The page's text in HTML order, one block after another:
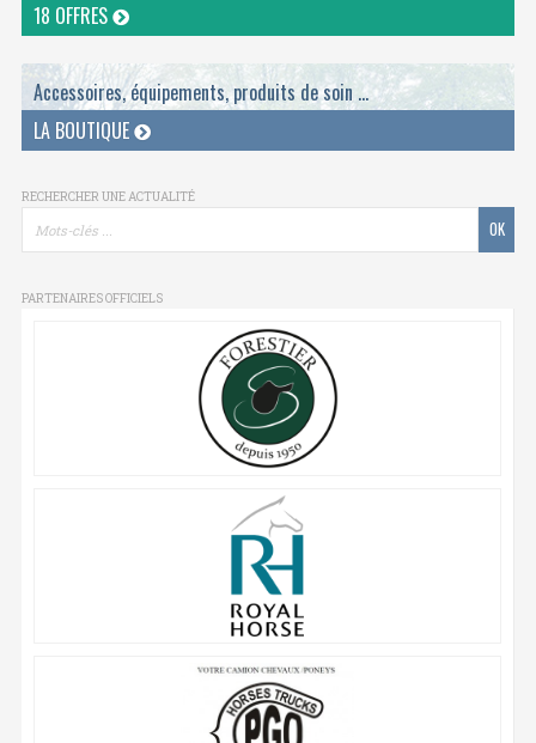
18 OFFRES
Accessoires, équipements, produits de soin ...
LA BOUTIQUE
RECHERCHER UNE ACTUALITÉ
PARTENAIRES OFFICIELS